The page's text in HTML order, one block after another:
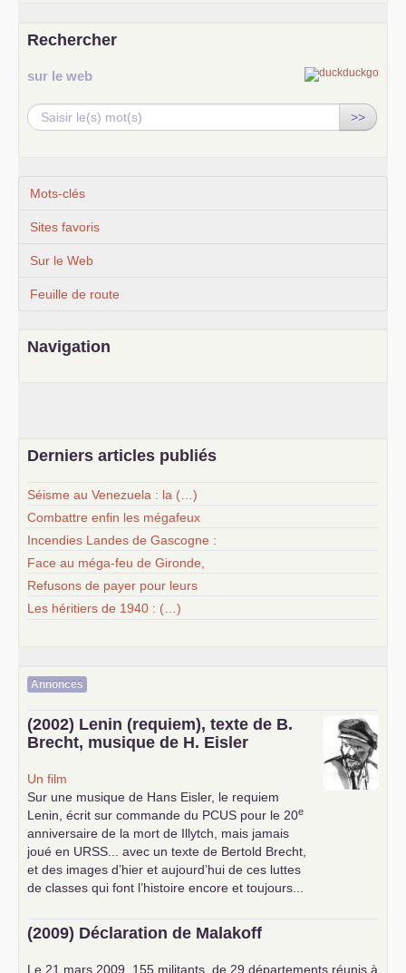
Rechercher
sur le web
>>
Mots-clés
Sites favoris
Sur le Web
Feuille de route
Navigation
Derniers articles publiés
Séisme au Venezuela : la (…)
Combattre enfin les mégafeux
Incendies Landes de Gascogne :
Face au méga-feu de Gironde,
Refusons de payer pour leurs
Les héritiers de 1940 : (…)
Annonces
(2002) Lenin (requiem), texte de B.
Brecht, musique de H. Eisler
Un film
Sur une musique de Hans Eisler, le requiem
Lenin, écrit sur commande du PCUS pour le 20e
anniversaire de la mort de Illytch, mais jamais
joué en URSS ... avec un texte de Bertold Brecht,
et des images d’hier et aujourd’hui de ces luttes
de classes qui font l’histoire encore et toujours...
(2009) Déclaration de Malakoff
Le 21 mars 2009, 155 militants, de 29 départements réunis à